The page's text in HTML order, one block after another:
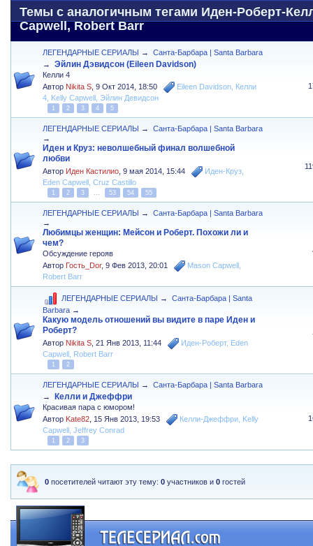
Темы с аналогичным тегами Иден-Роберт-
Capwell, Robert Barr
ЛЕГЕНДАРНЫЕ СЕРИАЛЫ →
Санта-Барбара | Santa Barbara
→
Эйлин Дэвидсон (Eileen Davidson)
Келли 4
Автор Nikita S ,9 Окт 2014, 18:50 Eileen Davidson Келли
4 Kelly Capwell Эйлин Девидсон
1 2 3 4 5
ЛЕГЕНДАРНЫЕ СЕРИАЛЫ →
Санта-Барбара | Santa Barbara
→
Иден и Круз: неволшебный финал волшебной
любви
Автор Иден Кастилио ,9 мая 2014, 15:44 Иден-Круз
Eden Capwell ,Cruz Castillo
1 2 3 ... 53 54 55
ЛЕГЕНДАРНЫЕ СЕРИАЛЫ →
Санта-Барбара | Santa Barbara
→
Любимцы женщин: Мейсон и Роберт. Похожи ли и
чем?
Обсуждение герояв
Автор Гость_Dor,9 Фев 2013, 20:01 Mason Capwell
Robert Barr
ЛЕГЕНДАРНЫЕ СЕРИАЛЫ →
Санта-Барбара | Santa
Barbara →
Какую модель отношений вы видите в паре Иден и
Роберт?
Автор Nikita S ,21 Янв 2013, 11:44 Иден-Роберт, Eden
Capwell Robert Barr
1 2
ЛЕГЕНДАРНЫЕ СЕРИАЛЫ →
Санта-Барбара | Santa Barbara
→
Келли и Джеффри
Красивая пара с юмором!
Автор Kate82 15 Янв 2013, 19:53 Келли-Джеффри Kelly
Capwell ,Jeffrey Conrad
1 2 3
0 посетителей читают эту тему:0 участников и0 гостей